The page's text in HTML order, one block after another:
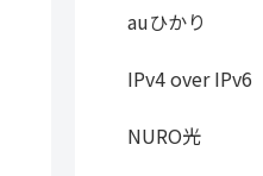
auひかり
IPv4 over IPv6
NURO光